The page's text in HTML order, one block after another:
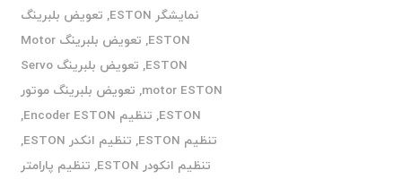
نمایشگر ESTON
, تعویض بلبرینگ
ESTON
,
تعویض بلبرینگ Motor
ESTON
,
تعویض بلبرینگ Servo
motor ESTON
, تعویض بلبرینگ موتور
ESTON
, تنظیم Encoder ESTON
,
تنظیم ESTON
, تنظیم انکدر ESTON
,
تنظیم انکودر ESTON
, تنظیم پارامتر